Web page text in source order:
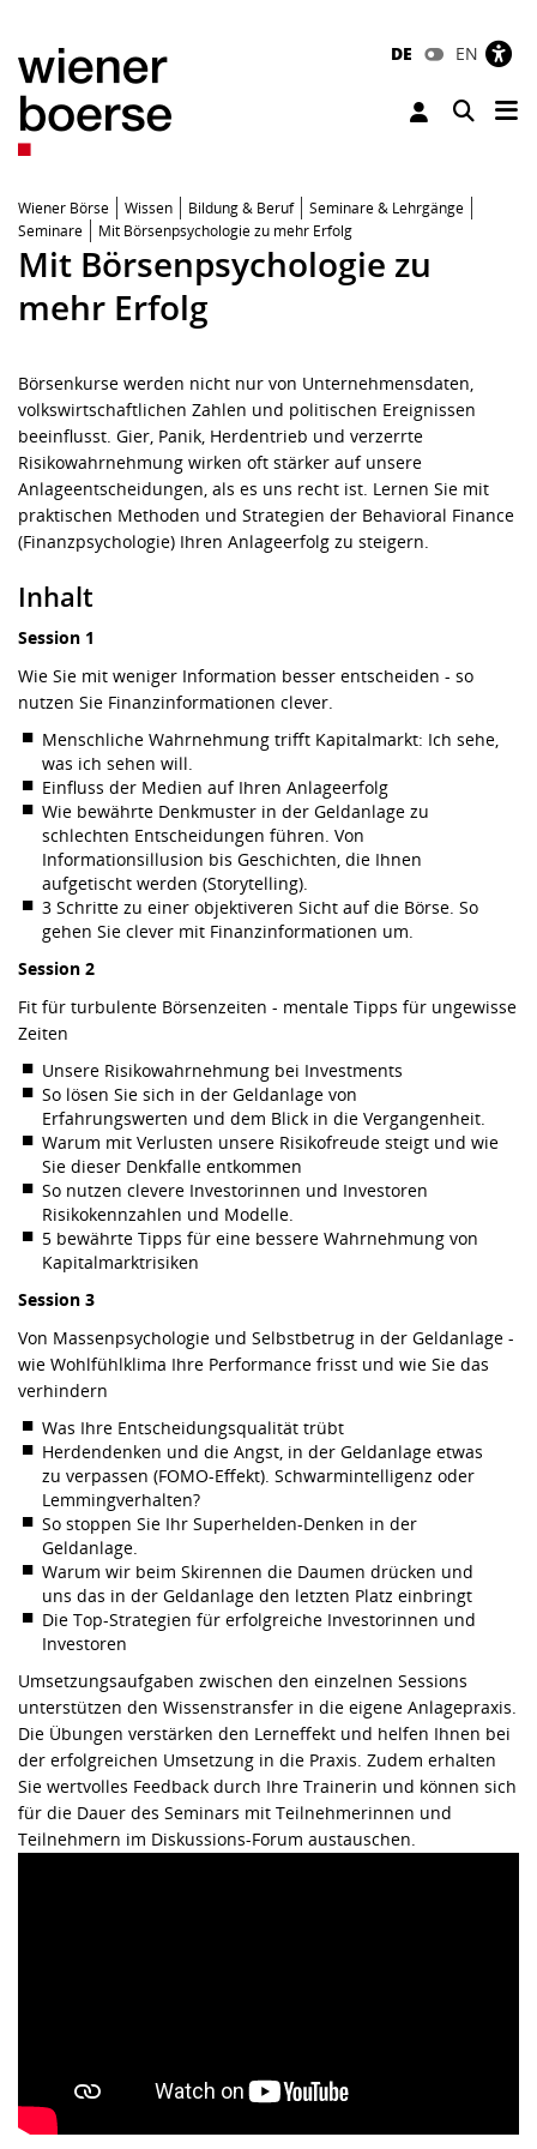
DE EN
Toggle
Wiener Börse Wissen Bildung & Beruf
Seminare & Lehrgänge
Seminare
Mit Börsenpsychologie zu mehr Erfolg
Mit Börsenpsychologie zu
mehr Erfolg
Börsenkurse werden nicht nur von Unternehmensdaten,
volkswirtschaftlichen Zahlen und politischen Ereignissen
beeinflusst. Gier, Panik, Herdentrieb und verzerrte
Risikowahrnehmung wirken oft stärker auf unsere
Anlageentscheidungen, als es uns recht ist. Lernen Sie mit
praktischen Methoden und Strategien der Behavioral Finance
(Finanzpsychologie) Ihren Anlageerfolg zu steigern.
Inhalt
Session 1
Wie Sie mit weniger Information besser entscheiden - so
nutzen Sie Finanzinformationen clever.
Menschliche Wahrnehmung trifft Kapitalmarkt: Ich sehe,
was ich sehen will.
Einfluss der Medien auf Ihren Anlageerfolg
Wie bewährte Denkmuster in der Geldanlage zu
schlechten Entscheidungen führen. Von
Informationsillusion bis Geschichten, die Ihnen
aufgetischt werden (Storytelling).
3 Schritte zu einer objektiveren Sicht auf die Börse. So
gehen Sie clever mit Finanzinformationen um.
Session 2
Fit für turbulente Börsenzeiten - mentale Tipps für ungewisse
Zeiten
Unsere Risikowahrnehmung bei Investments
So lösen Sie sich in der Geldanlage von
Erfahrungswerten und dem Blick in die Vergangenheit.
Warum mit Verlusten unsere Risikofreude steigt und wie
Sie dieser Denkfalle entkommen
So nutzen clevere Investorinnen und Investoren
Risikokennzahlen und Modelle.
5 bewährte Tipps für eine bessere Wahrnehmung von
Kapitalmarktrisiken
Session 3
Von Massenpsychologie und Selbstbetrug in der Geldanlage -
wie Wohlfühlklima Ihre Performance frisst und wie Sie das
verhindern
Was Ihre Entscheidungsqualität trübt
Herdendenken und die Angst, in der Geldanlage etwas
zu verpassen (FOMO-Effekt). Schwarmintelligenz oder
Lemmingverhalten?
So stoppen Sie Ihr Superhelden-Denken in der
Geldanlage.
Warum wir beim Skirennen die Daumen drücken und
uns das in der Geldanlage den letzten Platz einbringt
Die Top-Strategien für erfolgreiche Investorinnen und
Investoren
Umsetzungsaufgaben zwischen den einzelnen Sessions
unterstützen den Wissenstransfer in die eigene Anlagepraxis.
Die Übungen verstärken den Lerneffekt und helfen Ihnen bei
der erfolgreichen Umsetzung in die Praxis. Zudem erhalten
Sie wertvolles Feedback durch Ihre Trainerin und können sich
für die Dauer des Seminars mit Teilnehmerinnen und
Teilnehmern im Diskussions-Forum austauschen.